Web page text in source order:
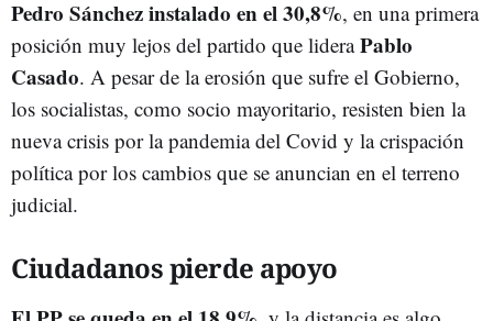
Pedro Sánchez instalado en el 30,8%, en una primera
posición muy lejos del partido que lideraPablo
Casado. A pesar de la erosión que sufre el Gobierno,
los socialistas, como socio mayoritario, resisten bien la
nueva crisis por la pandemia del Covid y la crispación
política por los cambios que se anuncian en el terreno
judicial.
Ciudadanos pierde apoyo